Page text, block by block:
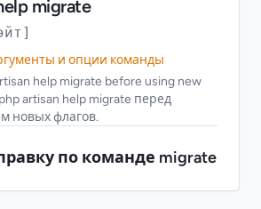
migrate
и опции команды
help migrate before using new
artisan help migrate перед
новых флагов.
по команде migrate